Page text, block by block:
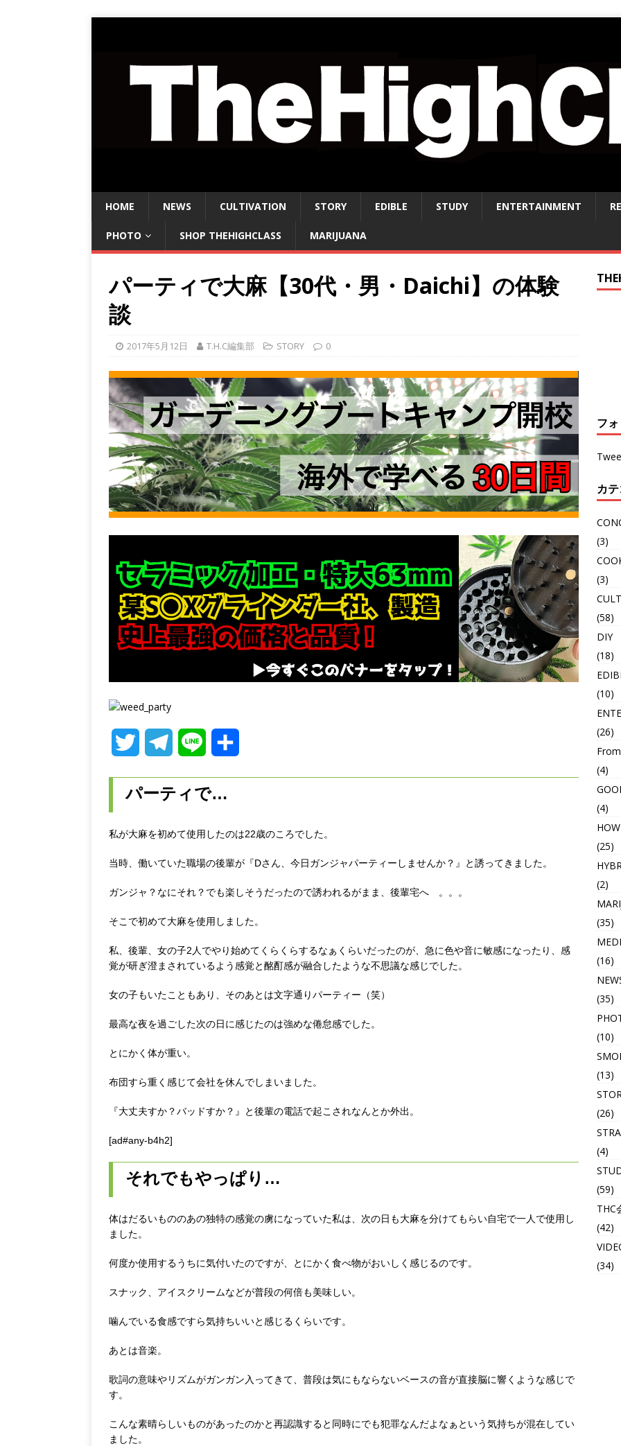
HOME NEWS CULTIVATION STORY EDIBLE STUDY ENTERTAINMENT
PHOTO SHOP THEHIGHCLASS MARIJUANA
パーティで大麻【30代・男・Daichi】の体験
談
2017年5月12日 T.H.C編集部 STORY 0
i
t
l
n
パーティで…
私が大麻を初めて使用したのは22歳のころでした。
当時、働いていた職場の後輩が『Dさん、今日ガンジャパーティーしませんか？』と誘ってきました。
ガンジャ？なにそれ？でも楽しそうだったので誘われるがまま、後輩宅へ 。。。
そこで初めて大麻を使用しました。
私、後輩、女の子2人でやり始めてくらくらするなぁくらいだったのが、急に色や音に敏感になったり、感
覚が研ぎ澄まされているよう感覚と酩酊感が融合したような不思議な感じでした。
女の子もいたこともあり、そのあとは文字通りパーティー（笑）
最高な夜を過ごした次の日に感じたのは強めな倦怠感でした。
とにかく体が重い。
布団すら重く感じて会社を休んでしまいました。
『大丈夫すか？バッドすか？』と後輩の電話で起こされなんとか外出。
[ad#any-b4h2]
それでもやっぱり…
体はだるいもののあの独特の感覚の虜になっていた私は、次の日も大麻を分けてもらい自宅で一人で使用し
ました。
何度か使用するうちに気付いたのですが、とにかく食べ物がおいしく感じるのです。
スナック、アイスクリームなどが普段の何倍も美味しい。
噛んでいる食感ですら気持ちいいと感じるくらいです。
あとは音楽。
歌詞の意味やリズムがガンガン入ってきて、普段は気にもならないベースの音が直接脳に響くような感じで
す。
こんな素晴らしいものがあったのかと再認識すると同時にでも犯罪なんだよなぁという気持ちが混在してい
ました。
フ
カ
(3)
(3)
(58)
DIY
(18)
(10)
(26)
(4)
(4)
(25)
(2)
(35)
(16)
(35)
(10)
(13)
(26)
(4)
(59)
THC
(42)
(34)